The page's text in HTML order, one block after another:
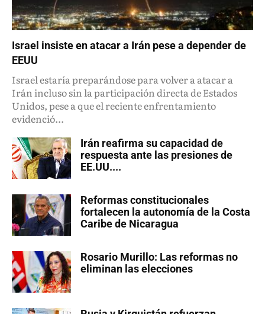
Israel insiste en atacar a Irán pese a depender de
EEUU
Israel estaría preparándose para volver a atacar a
Irán incluso sin la participación directa de Estados
Unidos, pese a que el reciente enfrentamiento
evidenció...
Irán reafirma su capacidad de
respuesta ante las presiones de
EE.UU....
Reformas constitucionales
fortalecen la autonomía de la Costa
Caribe de Nicaragua
Rosario Murillo: Las reformas no
eliminan las elecciones